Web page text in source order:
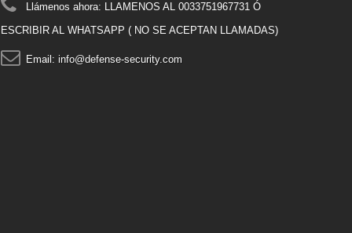
Llámenos ahora: LLAMENOS AL 0033751967731 Ó
ESCRIBIR AL WHATSAPP ( NO SE ACEPTAN LLAMADAS)
Email: info@defense-security.com